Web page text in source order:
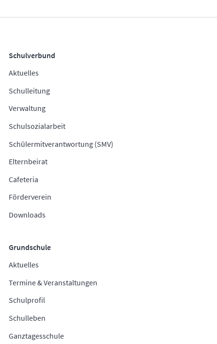
Schulverbund
Aktuelles
Schulleitung
Verwaltung
Schulsozialarbeit
Schülermitverantwortung (SMV)
Elternbeirat
Cafeteria
Förderverein
Downloads
Grundschule
Aktuelles
Termine & Veranstaltungen
Schulprofil
Schulleben
Ganztagesschule